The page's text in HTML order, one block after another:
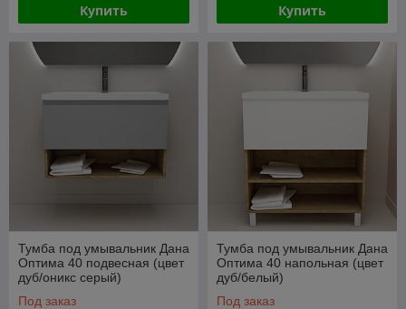
Купить Купить
Тумба под умывальник Дана
Оптима 40 подвесная (цвет
дуб/оникс серый)
Под заказ
Тумба под умывальник Дана
Оптима 40 напольная (цвет
дуб/белый)
Под заказ